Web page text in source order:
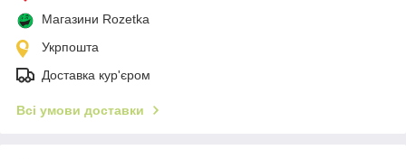
Магазини Rozetka
Укрпошта
Доставка кур'єром
Всі умови доставки